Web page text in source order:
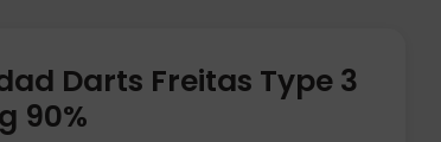
Darts Freitas Type 3
90%